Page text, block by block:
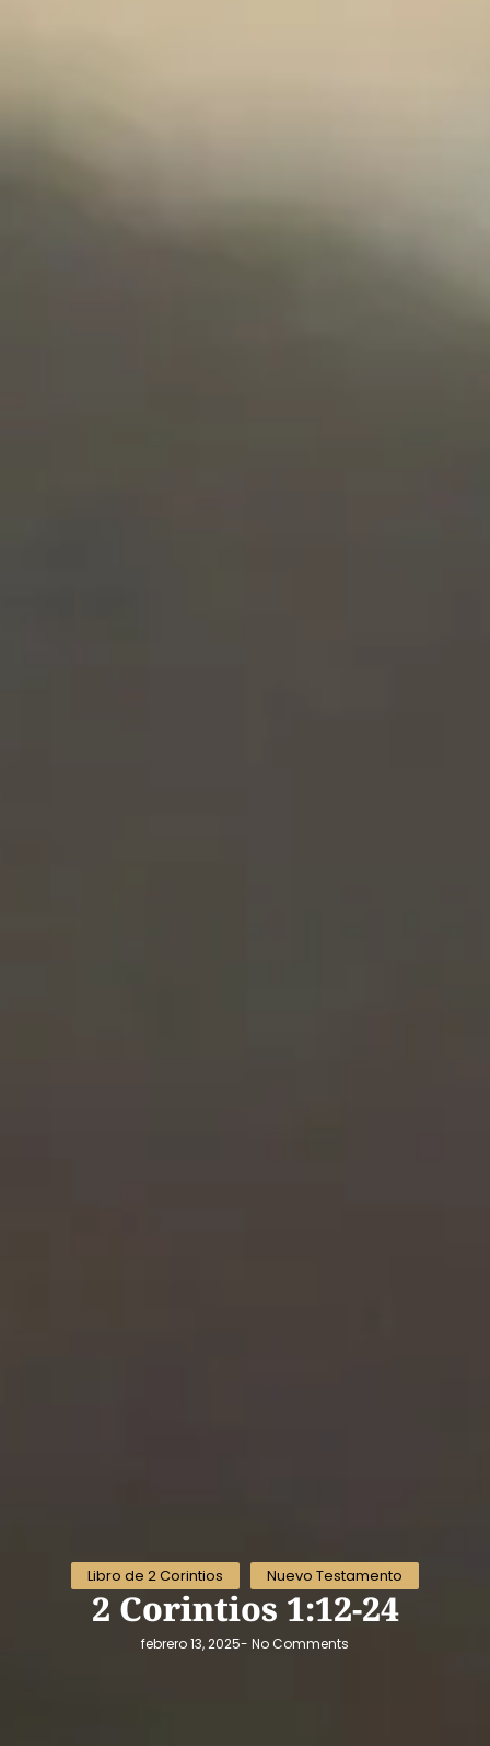
Libro de 2 Corintios Nuevo Testamento
2 Corintios 1:12-24
febrero 13, 2025- No Comments